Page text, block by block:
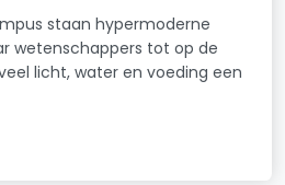
staan hypermoderne
wetenschappers tot op de
licht, water en voeding een